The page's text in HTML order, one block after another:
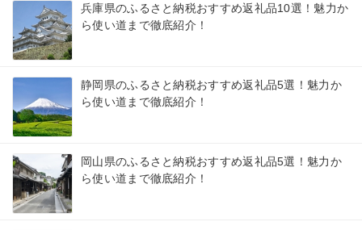
兵庫県のふるさと納税おすすめ返礼品10選！魅力か
ら使い道まで徹底紹介！
静岡県のふるさと納税おすすめ返礼品5選！魅力か
ら使い道まで徹底紹介！
岡山県のふるさと納税おすすめ返礼品5選！魅力か
ら使い道まで徹底紹介！